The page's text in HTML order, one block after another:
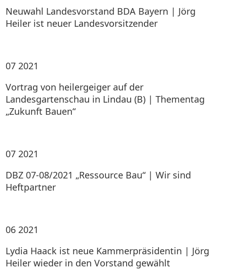
Neuwahl Landesvorstand BDA Bayern | Jörg
Heiler ist neuer Landesvorsitzender
07 2021
Vortrag von heilergeiger auf der
Landesgartenschau in Lindau (B) | Thementag
„Zukunft Bauen“
07 2021
DBZ 07-08/2021 „Ressource Bau“ | Wir sind
Heftpartner
06 2021
Lydia Haack ist neue Kammerpräsidentin | Jörg
Heiler wieder in den Vorstand gewählt